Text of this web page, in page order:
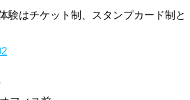
はチケット制、スタンプカード制と